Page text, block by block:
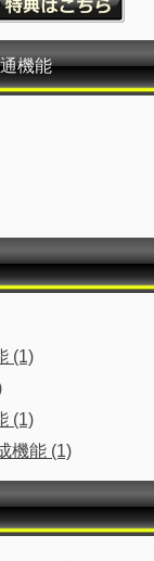
機能
(1)
(1)
機能 (1)